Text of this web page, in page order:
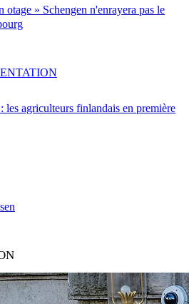
» Schengen n'enrayera pas le
agriculteurs finlandais en première